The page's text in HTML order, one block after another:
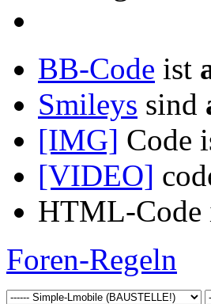
BB-Code ist
Smileys sind
[IMG] Code
[VIDEO]
HTML-Code
Foren-Regeln